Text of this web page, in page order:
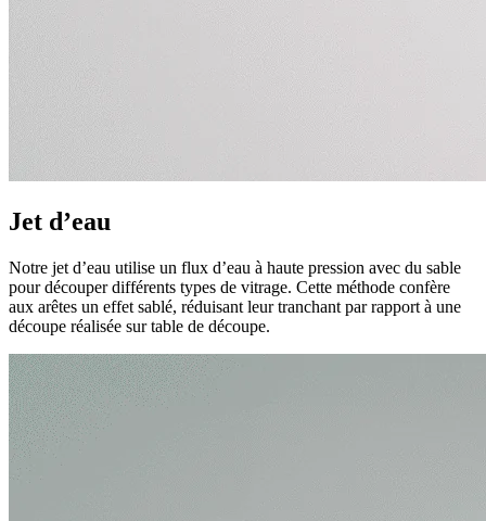
Jet d’eau
Notre jet d’eau utilise un flux d’eau à haute pression avec du sable
pour découper différents types de vitrage. Cette méthode confère
aux arêtes un effet sablé, réduisant leur tranchant par rapport à une
découpe réalisée sur table de découpe.